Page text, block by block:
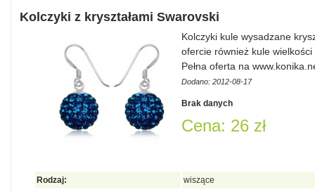
Kolczyki z kryształami Swarovski
Kolczyki kule wysadzane
ofercie również kule
Pełna oferta na
Dodano: 2012-08-17
Brak danych
Cena: 26 zł
Rodzaj:
wiszące